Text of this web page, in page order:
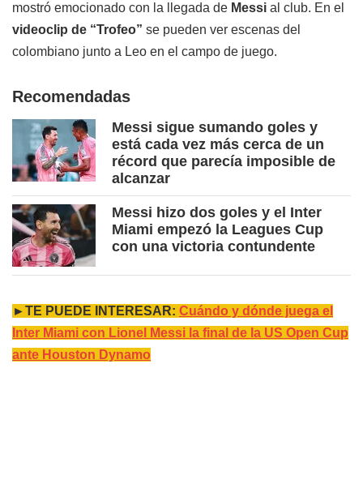
mostró emocionado con la llegada de Messi al club. En el
videoclip de “Trofeo” se pueden ver escenas del
colombiano junto a Leo en el campo de juego.
Recomendadas
Messi sigue sumando goles y
está cada vez más cerca de un
récord que parecía imposible de
alcanzar
Messi hizo dos goles y el Inter
Miami empezó la Leagues Cup
con una victoria contundente
►TE PUEDE INTERESAR: Cuándo y dónde juega el
Inter Miami con Lionel Messi la final de la US Open Cup
ante Houston Dynamo